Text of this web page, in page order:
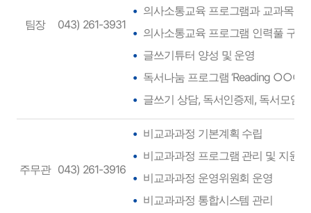
팀장 043) 261-3931
의사소통교육 프로그램과 교과목
의사소통교육 프로그램 인력풀 구축
글쓰기튜터 양성 및 운영
독서나눔 프로그램 ‘Reading
글쓰기 상담, 독서인증제, 독서모임
주무관 043) 261-3916
비교과과정 기본계획 수립
비교과과정 프로그램 관리 및 지원
비교과과정 운영위원회 운영
비교과과정 통합시스템 관리